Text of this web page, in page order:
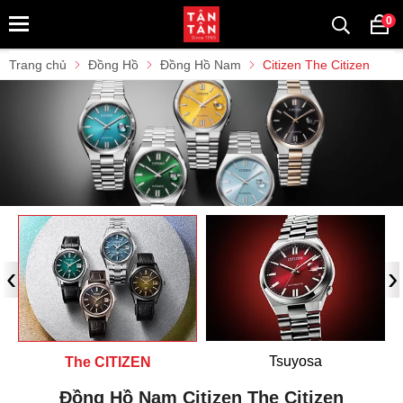
0
Trang chủ Đồng Hồ Đồng Hồ Nam Citizen The Citizen
The CITIZEN Tsuyosa
‹ ›
Đồng Hồ Nam Citizen The Citizen